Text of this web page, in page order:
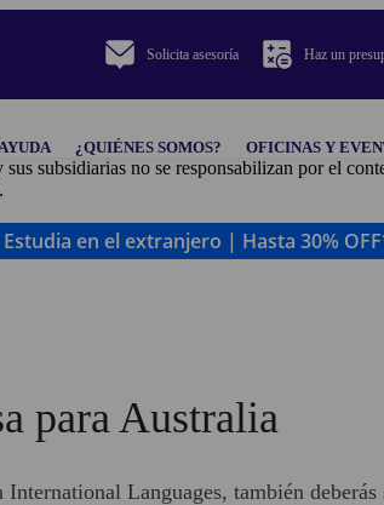
Solicita asesoría Haz un
¿QUIÉNES SOMOS? OFICINAS Y
subsidiarias no se responsabilizan por el
en el extranjero | Hasta 30%
para Australia
Languages, también